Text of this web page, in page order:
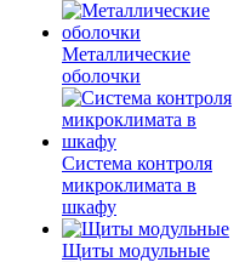
Металлические
оболочки
Система контроля
микроклимата в
шкафу
Щиты модульные